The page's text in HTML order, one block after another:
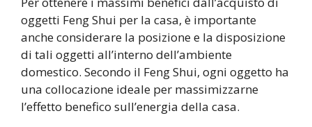
oggetti Feng Shui per la casa, è importante
anche considerare la posizione e la disposizione
di tali oggetti all’interno dell’ambiente
domestico. Secondo il Feng Shui, ogni oggetto ha
una collocazione ideale per massimizzarne
l’effetto benefico sull’energia della casa.